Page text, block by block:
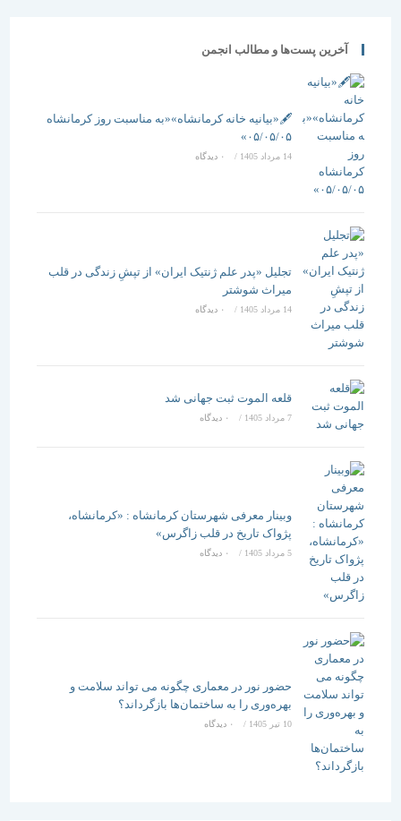
آخرین پست‌ها و مطالب انجمن
🖋️«بیانیه خانه کرمانشاه»«به مناسبت روز کرمانشاه
۰۵/۰۵/۰۵»
/ ۰ دیدگاه
تجلیل «پدر علم ژنتیک ایران» از تپشِ زندگی در قلب
میراث شوشتر
14 مرداد 1405 / ۰ دیدگاه
قلعه الموت ثبت جهانی شد
/ ۰ دیدگاه
وبینار معرفی شهرستان کرمانشاه : «کرمانشاه،
پژواک تاریخ در قلب زاگرس»
5 مرداد 1405 / ۰ دیدگاه
حضور نور در معماری چگونه می تواند سلامت و
بهره‌وری را به ساختمان‌ها بازگرداند؟
/ ۰ دیدگاه